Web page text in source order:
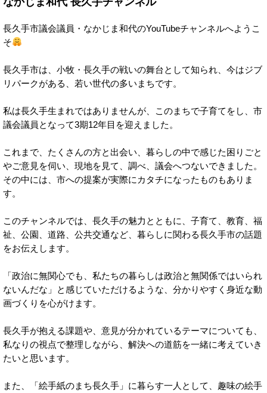
長久手市議会議員・なかじま和代のYouTubeチャンネルへようこ
そ
長久手市は、小牧・長久手の戦いの舞台として知られ、今はジブ
リパークがある、若い世代の多いまちです。
私は長久手生まれではありませんが、このまちで子育てをし、市
議会議員となって3期12年目を迎えました。
これまで、たくさんの方と出会い、暮らしの中で感じた困りごと
やご意見を伺い、現地を見て、調べ、議会へつないできました。
その中には、市への提案が実際にカタチになったものもありま
す。
このチャンネルでは、長久手の魅力とともに、子育て、教育、福
祉、公園、道路、公共交通など、暮らしに関わる長久手市の話題
をお伝えします。
「政治に無関心でも、私たちの暮らしは政治と無関係ではいられ
ないんだな」と感じていただけるような、分かりやすく身近な動
画づくりを心がけます。
長久手が抱える課題や、意見が分かれているテーマについても、
私なりの視点で整理しながら、解決への道筋を一緒に考えていき
たいと思います。
また、「絵手紙のまち長久手」に暮らす一人として、趣味の絵手